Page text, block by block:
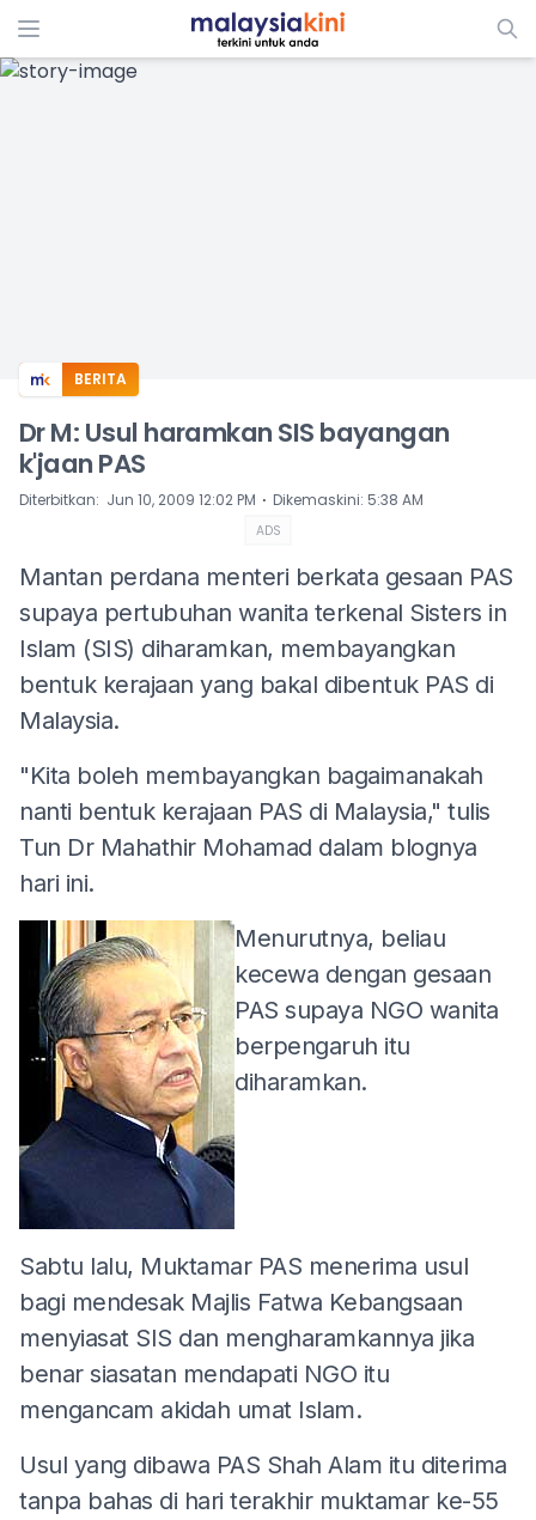
ADS
BERITA
Dr M: Usul haramkan SIS bayangan
k'jaan PAS
Diterbitkan: Jun 10, 2009 12:02 PM ⋅ Dikemaskini: 5:38 AM
ADS
Mantan perdana menteri berkata gesaan PAS
supaya pertubuhan wanita terkenal Sisters in
Islam (SIS) diharamkan, membayangkan
bentuk kerajaan yang bakal dibentuk PAS di
Malaysia.
"Kita boleh membayangkan bagaimanakah
nanti bentuk kerajaan PAS di Malaysia," tulis
Tun Dr Mahathir Mohamad dalam blognya
hari ini.
Menurutnya, beliau
kecewa dengan gesaan
PAS supaya NGO wanita
berpengaruh itu
diharamkan.
Sabtu lalu, Muktamar PAS menerima usul
bagi mendesak Majlis Fatwa Kebangsaan
menyiasat SIS dan mengharamkannya jika
benar siasatan mendapati NGO itu
mengancam akidah umat Islam.
Usul yang dibawa PAS Shah Alam itu diterima
tanpa bahas di hari terakhir muktamar ke-55